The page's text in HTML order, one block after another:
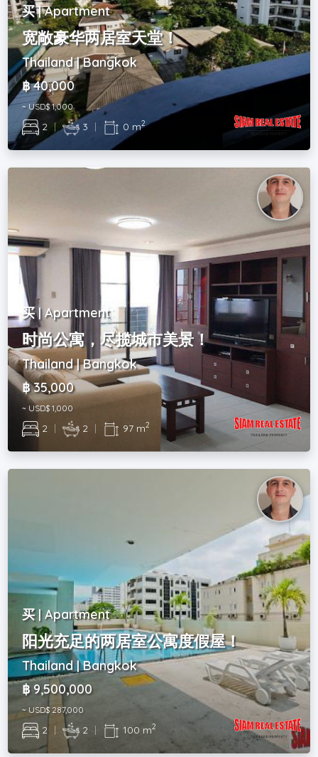
买 | Apartment
宽敞豪华两居室天堂！
Thailand | Bangkok
฿ 40,000
~ USD$ 1,000
2 | 3 | 0 m2
买 | Apartment
时尚公寓，尽揽城市美景！
Thailand | Bangkok
฿ 35,000
~ USD$ 1,000
2 | 2 | 97 m2
买 | Apartment
阳光充足的两居室公寓度假屋！
Thailand | Bangkok
฿ 9,500,000
~ USD$ 287,000
2 | 2 | 100 m2